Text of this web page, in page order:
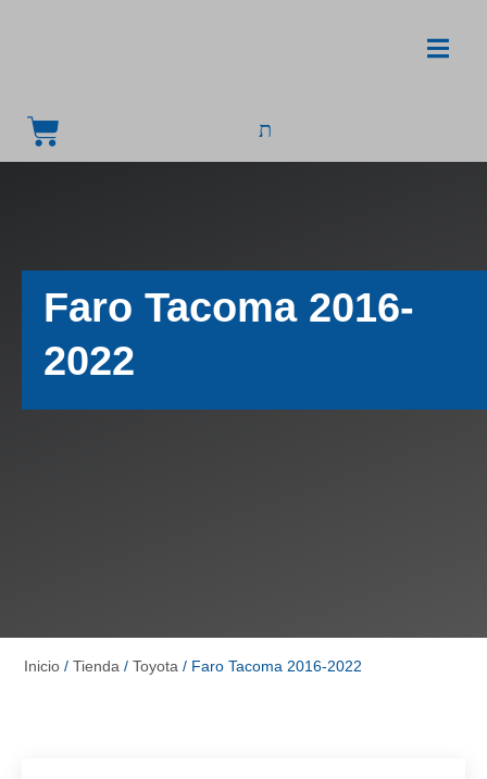
Faro Tacoma 2016-
2022
Inicio / Tienda / Toyota / Faro Tacoma 2016-2022